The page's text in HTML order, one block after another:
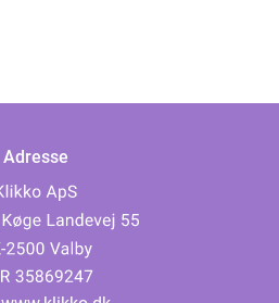
Adresse